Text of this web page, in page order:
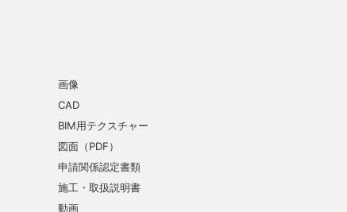
画像
CAD
BIM用テクスチャー
図面（PDF）
申請関係認定書類
施工・取扱説明書
動画